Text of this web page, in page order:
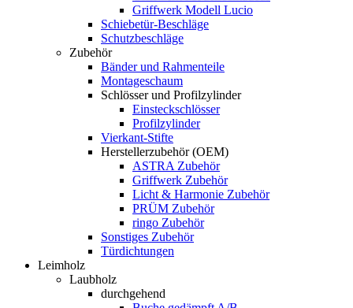
Griffwerk Modell Lucio
Schiebetür-Beschläge
Schutzbeschläge
Zubehör
Bänder und Rahmenteile
Montageschaum
Schlösser und Profilzylinder
Einsteckschlösser
Profilzylinder
Vierkant-Stifte
Herstellerzubehör (OEM)
ASTRA Zubehör
Griffwerk Zubehör
Licht & Harmonie Zubehör
PRÜM Zubehör
ringo Zubehör
Sonstiges Zubehör
Türdichtungen
Leimholz
Laubholz
durchgehend